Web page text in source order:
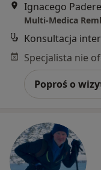
Ignacego
Multi-Medica
Konsultacja
Poproś o